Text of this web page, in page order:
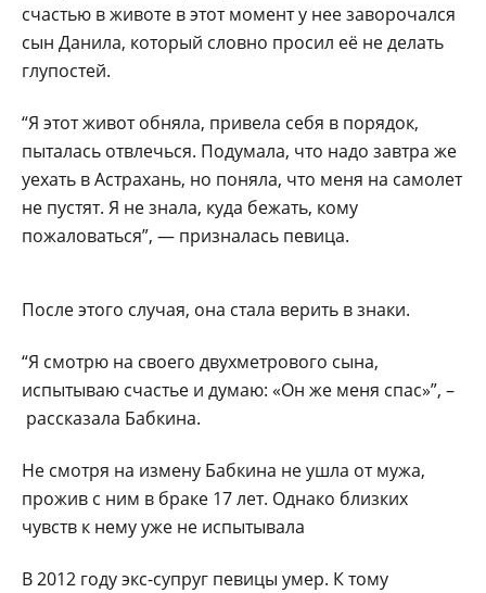
счастью в животе в этот момент у нее заворочался
сын Данила, который словно просил её не делать
глупостей.
“Я этот живот обняла, привела себя в порядок,
пыталась отвлечься. Подумала, что надо завтра же
уехать в Астрахань, но поняла, что меня на самолет
не пустят. Я не знала, куда бежать, кому
пожаловаться”, — призналась певица.
После этого случая, она стала верить в знаки.
“Я смотрю на своего двухметрового сына,
испытываю счастье и думаю: «Он же меня спас»”, –
рассказала Бабкина.
Не смотря на измену Бабкина не ушла от мужа,
прожив с ним в браке 17 лет. Однако близких
чувств к нему уже не испытывала
В 2012 году экс-супруг певицы умер. К тому